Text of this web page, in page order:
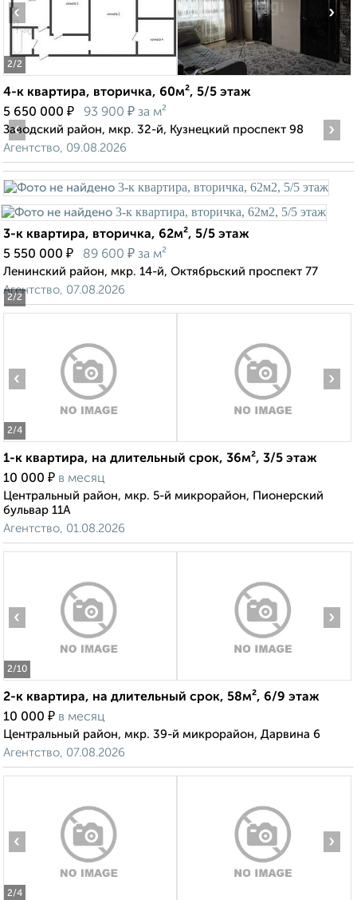
2/2
‹ ›
4-к квартира, вторичка, 60м², 5/5 этаж
5 650 000 ₽ 93 900 ₽ за м²
Заводский район, мкр. 32-й, Кузнецкий проспект 98
Агентство, 09.08.2026
2/2
‹ ›
3-к квартира, вторичка, 62м², 5/5 этаж
5 550 000 ₽ 89 600 ₽ за м²
Ленинский район, мкр. 14-й, Октябрьский проспект 77
Агентство, 07.08.2026
2/4
‹ ›
1-к квартира, на длительный срок, 36м², 3/5 этаж
10 000 ₽ в месяц
Центральный район, мкр. 5-й микрорайон, Пионерский
бульвар 11А
Агентство, 01.08.2026
2/10
‹ ›
2-к квартира, на длительный срок, 58м², 6/9 этаж
10 000 ₽ в месяц
Центральный район, мкр. 39-й микрорайон, Дарвина 6
Агентство, 07.08.2026
2/4
‹ ›